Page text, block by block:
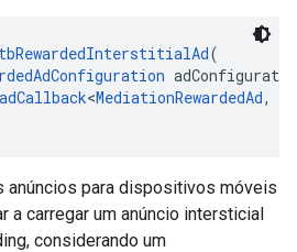
(
<MediationRewardedAd,
anúncios para dispositivos móveis
a carregar um anúncio intersticial
considerando um